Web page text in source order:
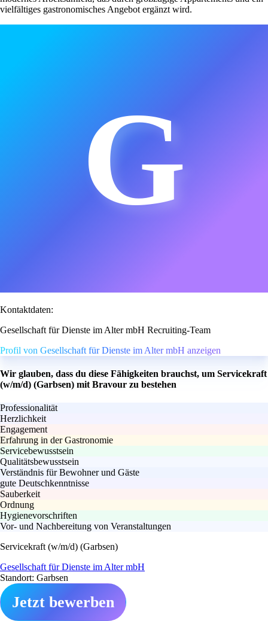
vielfältiges gastronomisches Angebot ergänzt wird.
G
Kontaktdaten:
Gesellschaft für Dienste im Alter mbH Recruiting-Team
Profil von Gesellschaft für Dienste im Alter mbH anzeigen
Wir glauben, dass du diese Fähigkeiten brauchst, um Servicekraft
(w/m/d) (Garbsen) mit Bravour zu bestehen
Professionalität
Herzlichkeit
Engagement
Erfahrung in der Gastronomie
Servicebewusstsein
Qualitätsbewusstsein
Verständnis für Bewohner und Gäste
gute Deutschkenntnisse
Sauberkeit
Ordnung
Hygienevorschriften
Vor- und Nachbereitung von Veranstaltungen
Servicekraft (w/m/d) (Garbsen)
Gesellschaft für Dienste im Alter mbH
Standort: Garbsen
Jetzt bewerben